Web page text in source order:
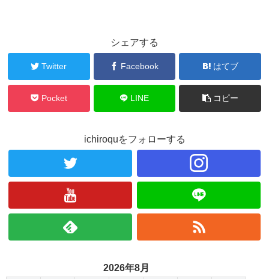
シェアする
Twitter Facebook はてブ
Pocket LINE コピー
ichiroquをフォローする
2026年8月